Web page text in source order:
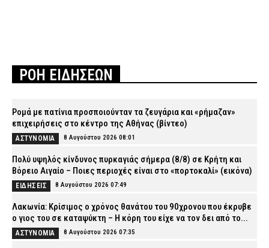
ΡΟΗ ΕΙΔΗΣΕΩΝ
Ρομά με πατίνια προσποιούνταν τα ζευγάρια και «ρήμαζαν»
επιχειρήσεις στο κέντρο της Αθήνας (βίντεο)
ΑΣΤΥΝΟΜΙΑ 8 Αυγούστου 2026 08:01
Πολύ υψηλός κίνδυνος πυρκαγιάς σήμερα (8/8) σε Κρήτη και
Βόρειο Αιγαίο – Ποιες περιοχές είναι στο «πορτοκαλί» (εικόνα)
ΕΙΔΗΣΕΙΣ 8 Αυγούστου 2026 07:49
Λακωνία: Κρίσιμος ο χρόνος θανάτου του 90χρονου που έκρυβε
ο γιος του σε καταψύκτη – Η κόρη του είχε να τον δει από το...
ΑΣΤΥΝΟΜΙΑ 8 Αυγούστου 2026 07:35